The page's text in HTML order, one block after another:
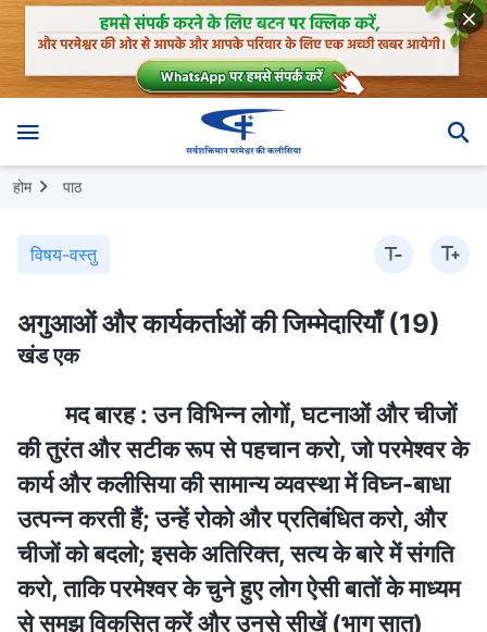
होम पाठ
विषय-वस्तु
अगुआओं और कार्यकर्ताओं की जिम्मेदारियाँ (19)
खंड एक
मद बारह : उन विभिन्न लोगों, घटनाओं और चीजों
की तुरंत और सटीक रूप से पहचान करो, जो परमेश्वर के
कार्य और कलीसिया की सामान्य व्यवस्था में विघ्न-बाधा
उत्पन्न करती हैं; उन्हें रोको और प्रतिबंधित करो, और
चीजों को बदलो; इसके अतिरिक्त, सत्य के बारे में संगति
करो, ताकि परमेश्वर के चुने हुए लोग ऐसी बातों के माध्यम
से समझ विकसित करें और उनसे सीखें (भाग सात)